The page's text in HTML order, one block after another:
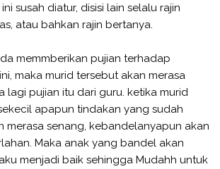
susah diatur, disisi lain selalu rajin
atau bahkan rajin bertanya.
memmberikan pujian terhadap
maka murid tersebut akan merasa
lagi pujian itu dari guru. ketika murid
apapun tindakan yang sudah
merasa senang, kebandelanyapun akan
Maka anak yang bandel akan
menjadi baik sehingga Mudahh untuk